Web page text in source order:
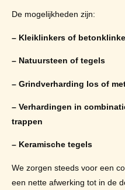
De mogelijkheden zijn:
– Kleiklinkers of
– Natuursteen of tegels
– Grindverharding los of
– Verhardingen in
trappen
– Keramische tegels
We zorgen steeds voor een
een nette afwerking tot in de